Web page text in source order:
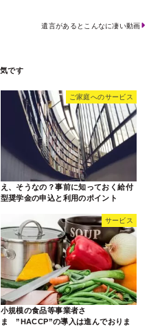
遺言があるとこんなに凄い動画
ご家庭へのサービス
え、そうなの？事前に知っておく給付
型奨学金の申込と利用のポイント
サービス
小規模の食品等事業者さ
ま ”HACCP”の導入は進んでおりま